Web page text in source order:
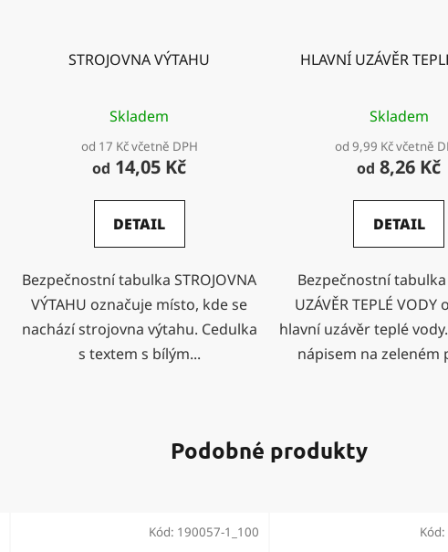
STROJOVNA VÝTAHU
Skladem
od 17 Kč včetně DPH
od 14,05 Kč
DETAIL
Bezpečnostní tabulka STROJOVNA
VÝTAHU označuje místo, kde se
nachází strojovna výtahu. Cedulka
s textem s bílým...
HLAVNÍ UZÁVĚR
Skladem
od 9,99 Kč včetně
od 8,26 Kč
DETAIL
Bezpečnostní tabulka
UZÁVĚR TEPLÉ VODY
hlavní uzávěr teplé
nápisem na zeleném
Podobné produkty
Kód: 190057-1_100 Kód: